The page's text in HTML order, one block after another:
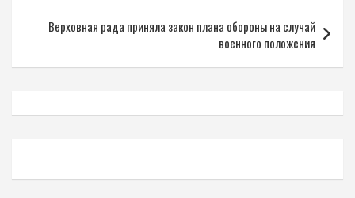
Верховная рада приняла закон плана обороны на случай
военного положения